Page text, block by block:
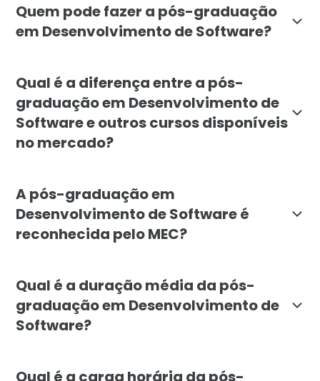
Quem pode fazer a pós-graduação
em Desenvolvimento de Software?
Qual é a diferença entre a pós-
graduação em Desenvolvimento de
Software e outros cursos disponíveis
no mercado?
A pós-graduação em
Desenvolvimento de Software é
reconhecida pelo MEC?
Qual é a duração média da pós-
graduação em Desenvolvimento de
Software?
Qual é a carga horária da pós-